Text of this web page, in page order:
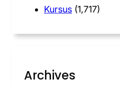
Kursus (1,717)
Archives